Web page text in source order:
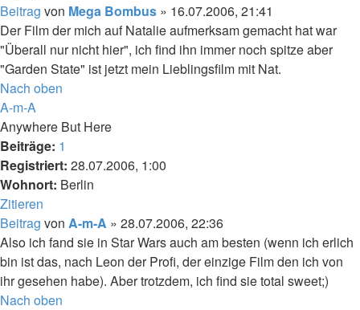
Beitrag von Mega Bombus » 16.07.2006, 21:41
Der Film der mich auf Natalie aufmerksam gemacht hat war
"Überall nur nicht hier", ich find ihn immer noch spitze aber
"Garden State" ist jetzt mein Lieblingsfilm mit Nat.
Nach oben
A-m-A
Anywhere But Here
Beiträge: 1
Registriert: 28.07.2006, 1:00
Wohnort: Berlin
Zitieren
Beitrag von A-m-A » 28.07.2006, 22:36
Also ich fand sie in Star Wars auch am besten (wenn ich erlich
bin ist das, nach Leon der Profi, der einzige Film den ich von
ihr gesehen habe). Aber trotzdem, ich find sie total sweet;)
Nach oben